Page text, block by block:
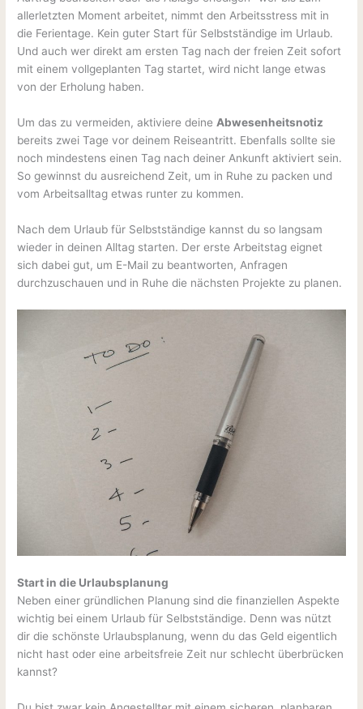
allerletzten Moment arbeitet, nimmt den Arbeitsstress mit in
die Ferientage. Kein guter Start für Selbstständige im Urlaub.
Und auch wer direkt am ersten Tag nach der freien Zeit sofort
mit einem vollgeplanten Tag startet, wird nicht lange etwas
von der Erholung haben.
Um das zu vermeiden, aktiviere deineAbwesenheitsnotiz
bereits zwei Tage vor deinem Reiseantritt. Ebenfalls sollte sie
noch mindestens einen Tag nach deiner Ankunft aktiviert sein.
So gewinnst du ausreichend Zeit, um in Ruhe zu packen und
vom Arbeitsalltag etwas runter zu kommen.
Nach dem Urlaub für Selbstständige kannst du so langsam
wieder in deinen Alltag starten. Der erste Arbeitstag eignet
sich dabei gut, um E-Mail zu beantworten, Anfragen
durchzuschauen und in Ruhe die nächsten Projekte zu planen.
Start in die Urlaubsplanung
Neben einer gründlichen Planung sind die finanziellen Aspekte
wichtig bei einem Urlaub für Selbstständige. Denn was nützt
dir die schönste Urlaubsplanung, wenn du das Geld eigentlich
nicht hast oder eine arbeitsfreie Zeit nur schlecht überbrücken
kannst?